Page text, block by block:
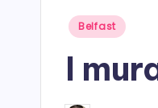
Posted
Belfast
I